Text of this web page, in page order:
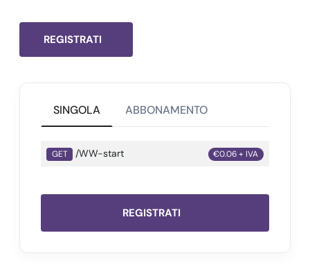
REGISTRATI
SINGOLA ABBONAMENTO
GET /WW-start €0.06 + IVA
REGISTRATI